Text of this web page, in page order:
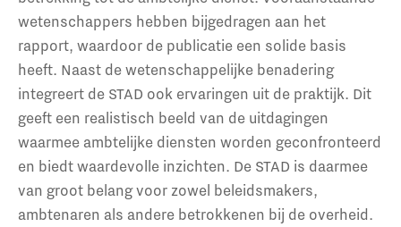
wetenschappers hebben bijgedragen aan het
rapport, waardoor de publicatie een solide basis
heeft. Naast de wetenschappelijke benadering
integreert de STAD ook ervaringen uit de praktijk. Dit
geeft een realistisch beeld van de uitdagingen
waarmee ambtelijke diensten worden geconfronteerd
en biedt waardevolle inzichten. De STAD is daarmee
van groot belang voor zowel beleidsmakers,
ambtenaren als andere betrokkenen bij de overheid.